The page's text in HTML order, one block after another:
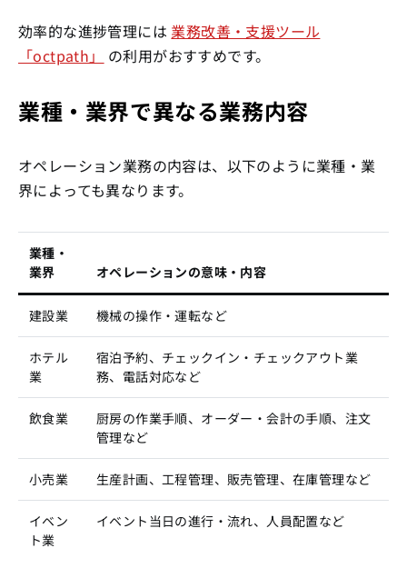
効率的な進捗管理には 業務改善・支援ツール
「octpath」
の利用がおすすめです。
業種・業界で異なる業務内容
オペレーション業務の内容は、以下のように業種・業
界によっても異なります。
業種・
業界
オペレーションの意味・内容
建設業 機械の操作・運転など
ホテル
業
宿泊予約、チェックイン・チェックアウト業
務、電話対応など
飲食業
厨房の作業手順、オーダー・会計の手順、注文
管理など
小売業 生産計画、工程管理、販売管理、在庫管理など
イベン
ト業
イベント当日の進行・流れ、人員配置など